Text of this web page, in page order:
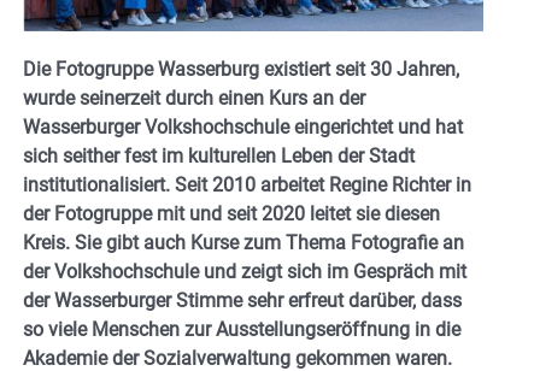
Die Fotogruppe Wasserburg existiert seit 30 Jahren,
wurde seinerzeit durch einen Kurs an der
Wasserburger Volkshochschule eingerichtet und hat
sich seither fest im kulturellen Leben der Stadt
institutionalisiert. Seit 2010 arbeitet Regine Richter in
der Fotogruppe mit und seit 2020 leitet sie diesen
Kreis. Sie gibt auch Kurse zum Thema Fotografie an
der Volkshochschule und zeigt sich im Gespräch mit
der Wasserburger Stimme sehr erfreut darüber, dass
so viele Menschen zur Ausstellungseröffnung in die
Akademie der Sozialverwaltung gekommen waren.